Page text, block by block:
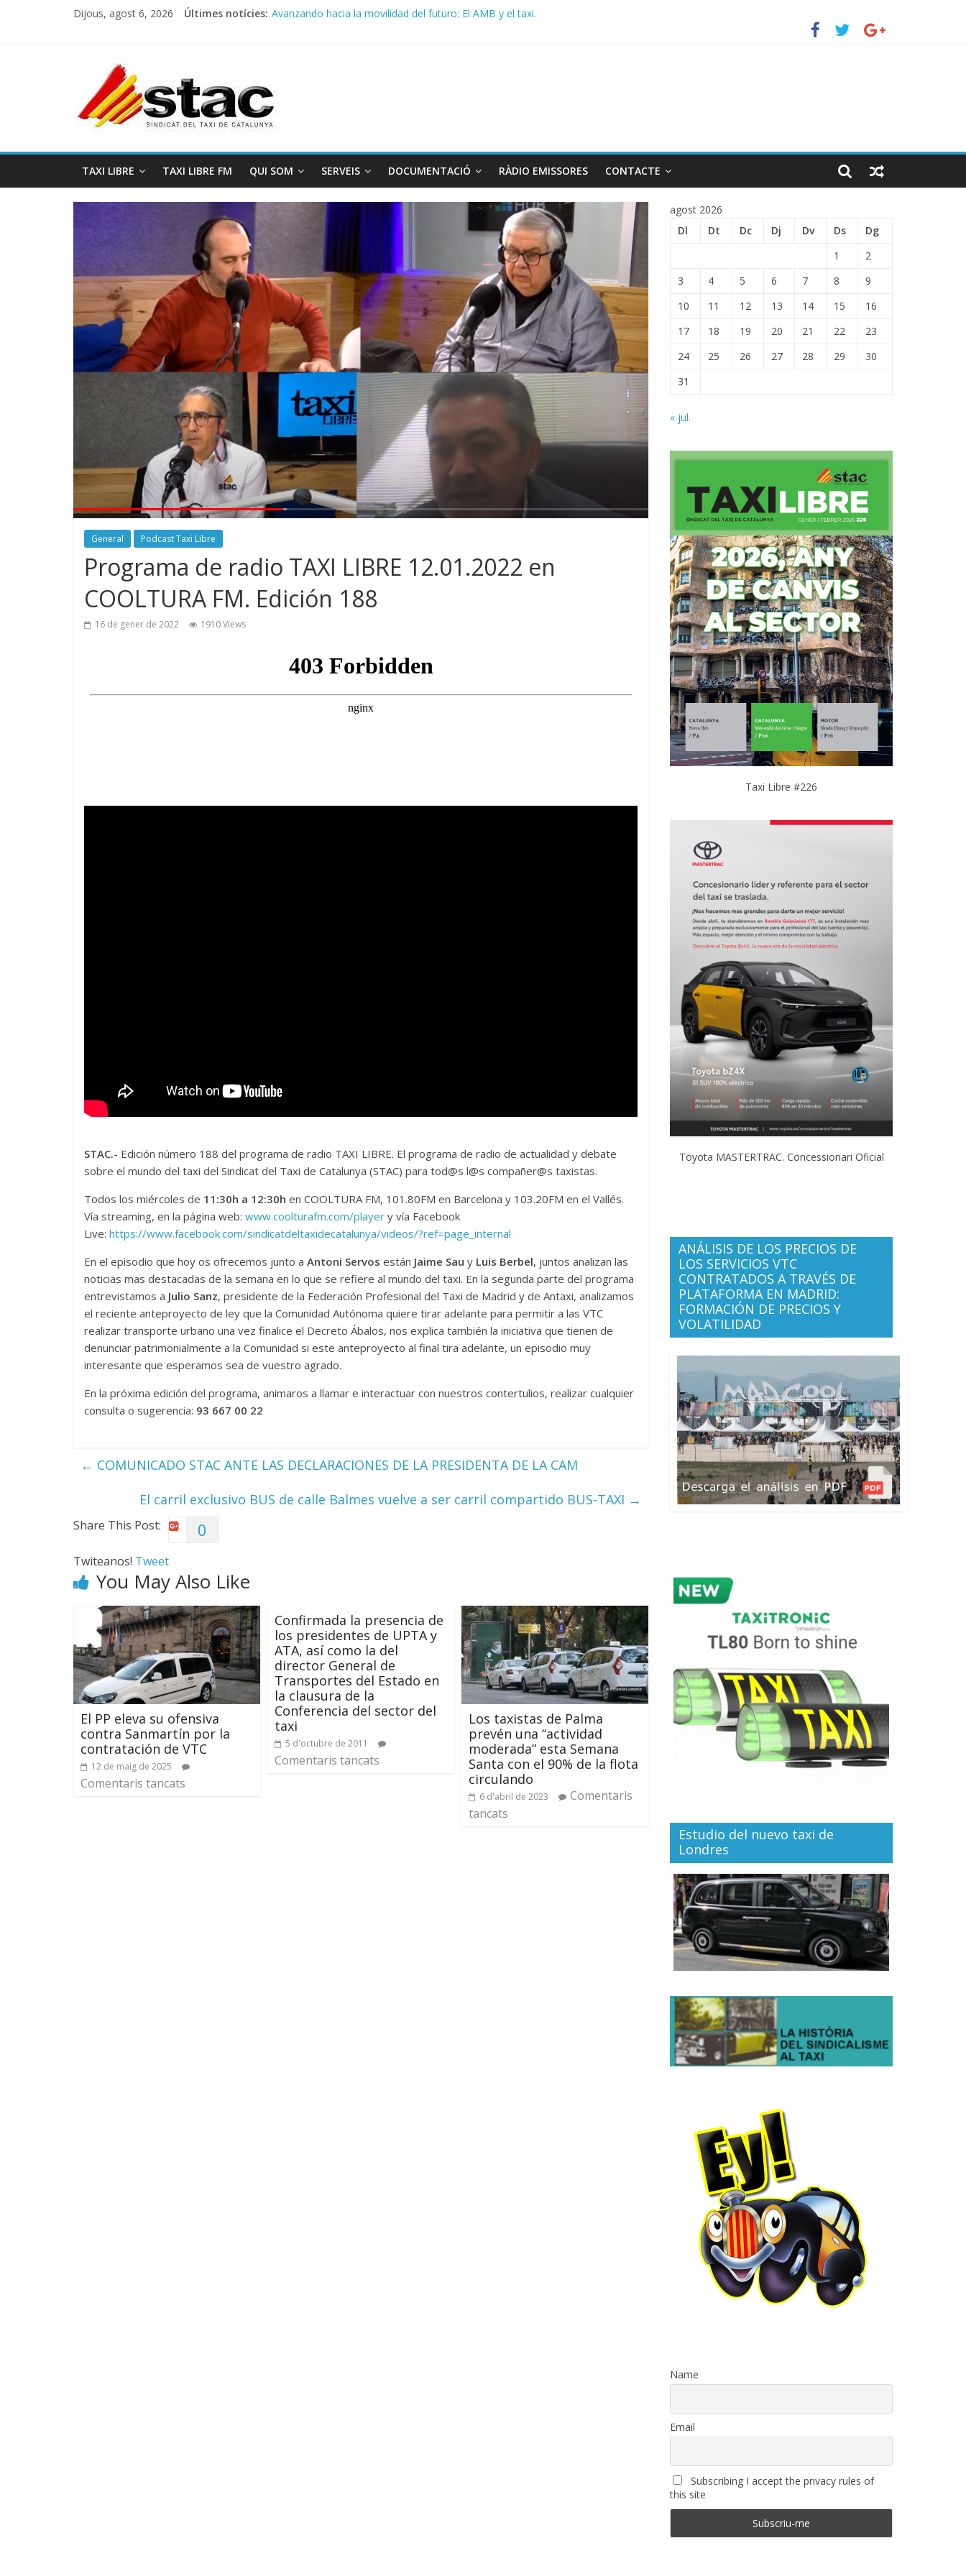
Dijous, agost 6, 2026 Últimes notícies: Avanzando hacia la movilidad del futuro: El AMB y el taxi.
TAXI LIBRE TAXI LIBRE FM QUI SOM SERVEIS DOCUMENTACIÓ RÀDIO EMISSORES CONTACTE
General Podcast Taxi Libre
Programa de radio TAXI LIBRE 12.01.2022 en
COOLTURA FM. Edición 188
16 de gener de 2022 1910 Views
STAC.- Edición número 188 del programa de radio TAXI LIBRE. El programa de radio de actualidad y debate
sobre el mundo del taxi del Sindicat del Taxi de Catalunya (STAC) para tod@s l@s compañer@s taxistas.
Todos los miércoles de 11:30h a 12:30h en COOLTURA FM, 101.80FM en Barcelona y 103.20FM en el Vallés.
Vía streaming, en la página web: www.coolturafm.com/player y vía Facebook
Live: https://www.facebook.com/sindicatdeltaxidecatalunya/videos/?ref=page_internal
En el episodio que hoy os ofrecemos junto a Antoni Servos están Jaime Sau y Luis Berbel, juntos analizan las
noticias mas destacadas de la semana en lo que se refiere al mundo del taxi. En la segunda parte del programa
entrevistamos a Julio Sanz, presidente de la Federación Profesional del Taxi de Madrid y de Antaxi, analizamos
el reciente anteproyecto de ley que la Comunidad Autónoma quiere tirar adelante para permitir a las VTC
realizar transporte urbano una vez finalice el Decreto Ábalos, nos explica también la iniciativa que tienen de
denunciar patrimonialmente a la Comunidad si este anteproyecto al final tira adelante, un episodio muy
interesante que esperamos sea de vuestro agrado.
En la próxima edición del programa, animaros a llamar e interactuar con nuestros contertulios, realizar cualquier
consulta o sugerencia: 93 667 00 22
← COMUNICADO STAC ANTE LAS DECLARACIONES DE LA PRESIDENTA DE LA CAM
El carril exclusivo BUS de calle Balmes vuelve a ser carril compartido BUS-TAXI →
Share This Post: 0
Twiteanos! Tweet
You May Also Like
El PP eleva su ofensiva
contra Sanmartín por la
contratación de VTC
12 de maig de 2025
Comentaris tancats
Confirmada la presencia de
los presidentes de UPTA y
ATA, así como la del
director General de
Transportes del Estado en
la clausura de la
Conferencia del sector del
taxi
5 d'octubre de 2011
Comentaris tancats
Los taxistas de Palma
prevén una “actividad
moderada” esta Semana
Santa con el 90% de la flota
circulando
6 d'abril de 2023
Comentaris
tancats
agost 2026
Dl
Dt Dc Dj Dv Ds
Dg
1
2
3
4 5 6 7 8
9
10
11 12 13 14 15
16
17
18 19 20 21 22
23
24
25 26 27 28 29
30
31
« jul.
Taxi Libre #226
Toyota MASTERTRAC. Concessionari Oficial
ANÁLISIS DE LOS PRECIOS DE
LOS SERVICIOS VTC
CONTRATADOS A TRAVÉS DE
PLATAFORMA EN MADRID:
FORMACIÓN DE PRECIOS Y
VOLATILIDAD
Estudio del nuevo taxi de
Londres
Name
Email
Subscribing I accept the privacy rules of
this site